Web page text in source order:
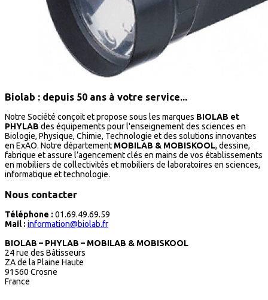
Biolab : depuis 50 ans à votre service...
Notre Société conçoit et propose sous les marques BIOLAB et
PHYLAB des équipements pour l'enseignement des sciences en
Biologie, Physique, Chimie, Technologie et des solutions innovantes
en ExAO. Notre département MOBILAB & MOBISKOOL, dessine,
fabrique et assure l’agencement clés en mains de vos établissements
en mobiliers de collectivités et mobiliers de laboratoires en sciences,
informatique et technologie.
Nous contacter
Téléphone : 01.69.49.69.59
Mail : information@biolab.fr
BIOLAB – PHYLAB – MOBILAB & MOBISKOOL
24 rue des Bâtisseurs
ZA de la Plaine Haute
91560 Crosne
France